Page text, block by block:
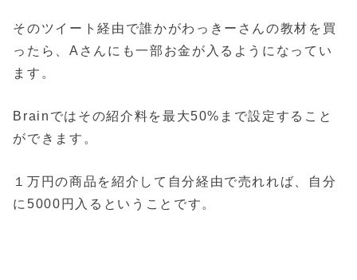
そのツイート経由で誰かがわっきーさんの教材を買
ったら、Aさんにも一部お金が入るようになってい
ます。
Brainではその紹介料を最大50%まで設定すること
ができます。
１万円の商品を紹介して自分経由で売れれば、自分
に5000円入るということです。